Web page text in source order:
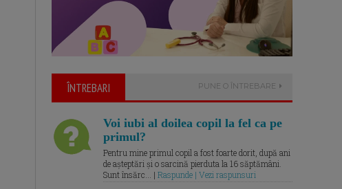
ÎNTREBARI PUNE O ÎNTREBARE
Voi iubi al doilea copil la fel ca pe
primul?
Pentru mine primul copil a fost foarte dorit, după ani
de așteptări și o sarcină pierduta la 16 săptămâni.
Sunt însărc... | Raspunde | Vezi raspunsuri